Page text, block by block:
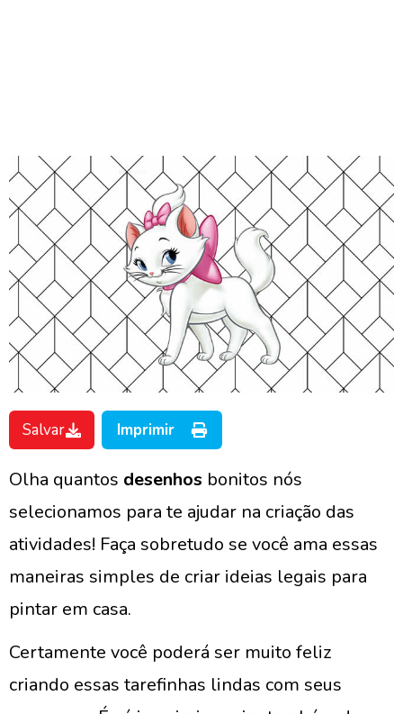
Salvar Imprimir
Olha quantos desenhos bonitos nós
selecionamos para te ajudar na criação das
atividades! Faça sobretudo se você ama essas
maneiras simples de criar ideias legais para
pintar em casa.
Certamente você poderá ser muito feliz
criando essas tarefinhas lindas com seus